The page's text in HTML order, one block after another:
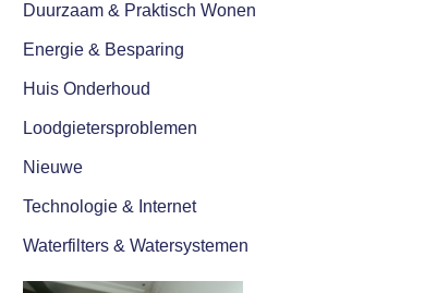
Duurzaam & Praktisch Wonen
Energie & Besparing
Huis Onderhoud
Loodgietersproblemen
Nieuwe
Technologie & Internet
Waterfilters & Watersystemen